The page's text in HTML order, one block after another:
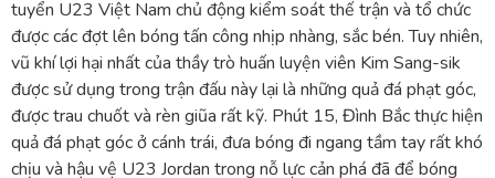
tuyển U23 Việt Nam chủ động kiểm soát thế trận và tổ chức
được các đợt lên bóng tấn công nhịp nhàng, sắc bén. Tuy nhiên,
vũ khí lợi hại nhất của thầy trò huấn luyện viên Kim Sang-sik
được sử dụng trong trận đấu này lại là những quả đá phạt góc,
được trau chuốt và rèn giũa rất kỹ. Phút 15, Đình Bắc thực hiện
quả đá phạt góc ở cánh trái, đưa bóng đi ngang tầm tay rất khó
chịu và hậu vệ U23 Jordan trong nỗ lực cản phá đã để bóng